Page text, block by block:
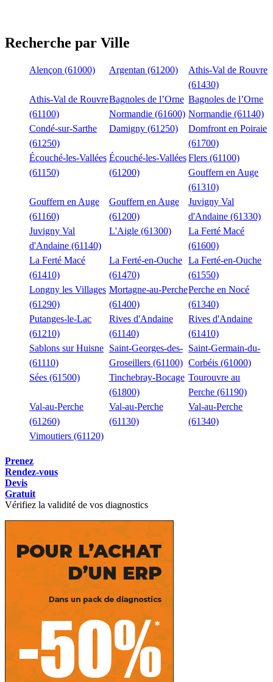
Recherche par Ville
Alençon (61000) Argentan (61200)
Athis-Val de Rouvre
(61430)
Athis-Val de Rouvre
(61100)
Bagnoles de l’Orne
Normandie (61600)
Bagnoles de l’Orne
Normandie (61140)
Condé-sur-Sarthe
(61250)
Damigny (61250)
Domfront en Poiraie
(61700)
Écouché-les-Vallées
(61150)
Écouché-les-Vallées
(61200)
Flers (61100)
Gouffern en Auge
(61310)
Gouffern en Auge
(61160)
Gouffern en Auge
(61200)
Juvigny Val
d'Andaine (61330)
Juvigny Val
d'Andaine (61140)
L'Aigle (61300)
La Ferté Macé
(61600)
La Ferté Macé
(61410)
La Ferté-en-Ouche
(61470)
La Ferté-en-Ouche
(61550)
Longny les Villages
(61290)
Mortagne-au-Perche
(61400)
Perche en Nocé
(61340)
Putanges-le-Lac
(61210)
Rives d'Andaine
(61140)
Rives d'Andaine
(61410)
Sablons sur Huisne
(61110)
Saint-Georges-des-
Groseillers (61100)
Saint-Germain-du-
Corbéis (61000)
Sées (61500)
Tinchebray-Bocage
(61800)
Tourouvre au
Perche (61190)
Val-au-Perche
(61260)
Val-au-Perche
(61130)
Val-au-Perche
(61340)
Vimoutiers (61120)
Prenez
Rendez-vous
Devis
Gratuit
Vérifiez la validité de vos diagnostics